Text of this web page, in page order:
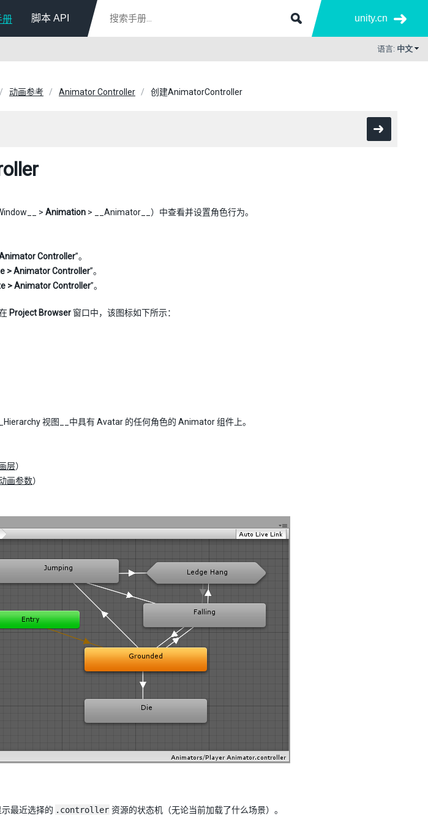
册 脚本 API unity.cn
语言: 中文
动画参考 Animator Controller 创建AnimatorController
> Animation > __Animator__）中查看并设置角色行为。
Controller”。
> Animator Controller”。
> Animator Controller”。
Project Browser 窗口中，该图标如下所示：
视图__中具有 Avatar 的任何角色的 Animator 组件上。
层）
画参数）
最近选择的 .controller 资源的状态机（无论当前加载了什么场景）。